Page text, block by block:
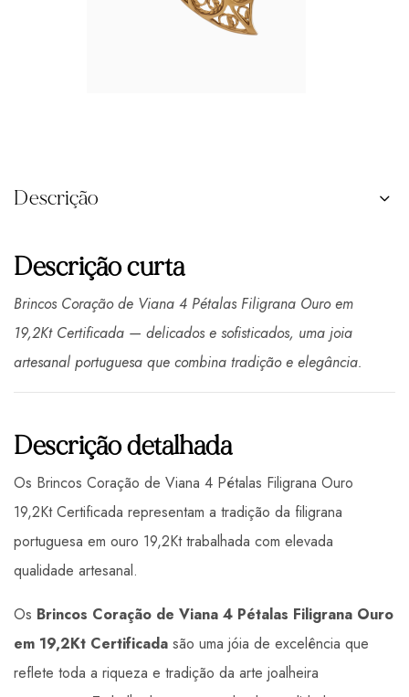
Descrição
Descrição curta
Brincos Coração de Viana 4 Pétalas Filigrana Ouro em
19,2Kt Certificada — delicados e sofisticados, uma joia
artesanal portuguesa que combina tradição e elegância.
Descrição detalhada
Os Brincos Coração de Viana 4 Pétalas Filigrana Ouro
19,2Kt Certificada representam a tradição da filigrana
portuguesa em ouro 19,2Kt trabalhada com elevada
qualidade artesanal.
Os Brincos Coração de Viana 4 Pétalas Filigrana Ouro
em 19,2Kt Certificada são uma jóia de excelência que
reflete toda a riqueza e tradição da arte joalheira